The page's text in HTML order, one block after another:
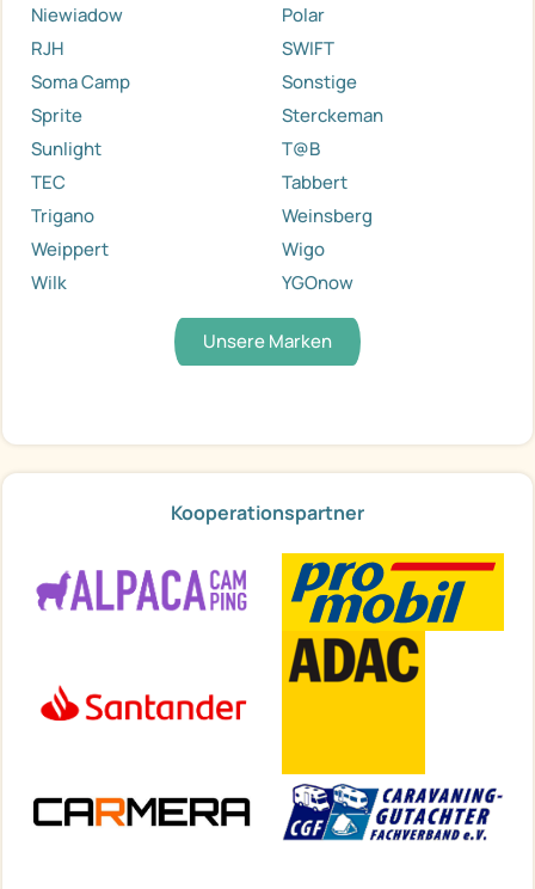
Niewiadow
Polar
RJH
SWIFT
Soma Camp
Sonstige
Sprite
Sterckeman
Sunlight
T@B
TEC
Tabbert
Trigano
Weinsberg
Weippert
Wigo
Wilk
YGOnow
Unsere Marken
Kooperationspartner